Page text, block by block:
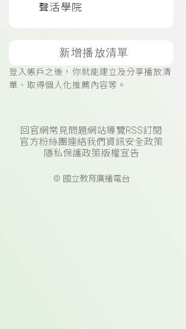
聲活學院
新增播放清單
登入帳戶之後，你就能建立及分享播放清
單、取得個人化推薦內容等。
回官網常見問題網站導覽RSS訂閱
官方粉絲團連絡我們 資訊安全政策
隱私保護政策版權宣告
© 國立教育廣播電台